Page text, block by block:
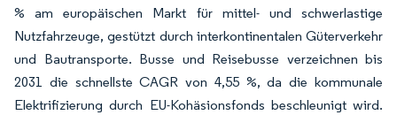
% am europäischen Markt für mittel- und schwerlastige
Nutzfahrzeuge, gestützt durch interkontinentalen Güterverkehr
und Bautransporte. Busse und Reisebusse verzeichnen bis
2031 die schnellste CAGR von 4,55 %, da die kommunale
Elektrifizierung durch EU-Kohäsionsfonds beschleunigt wird.